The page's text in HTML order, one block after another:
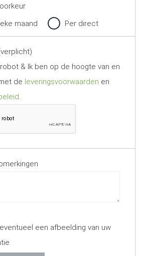
maand
Per direct
& Ik ben op de hoogte van en
de leveringsvoorwaarden en
.
een afbeelding van uw